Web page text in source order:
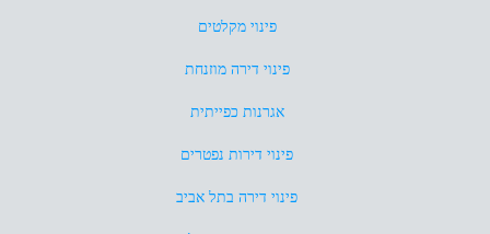
פינוי מקלטים
פינוי דירה מוזנחת
אגרנות כפייתית
פינוי דירות נפטרים
פינוי דירה בתל אביב